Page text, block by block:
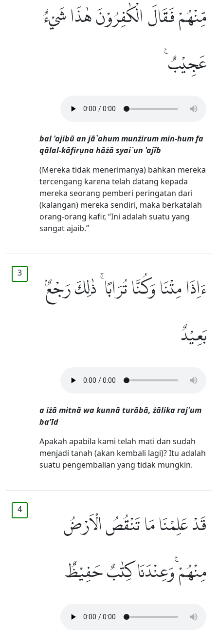
مِّنْهُمْ فَقَالَ الْكٰفِرُوْنَ هٰذَا شَيْءٌ
عَجِيْبٌ ۚ
bal 'ajibū an jā`ahum munżirum min-hum fa
qālal-kāfirụna hāżā syai`un 'ajīb
(Mereka tidak menerimanya) bahkan mereka
tercengang karena telah datang kepada
mereka seorang pemberi peringatan dari
(kalangan) mereka sendiri, maka berkatalah
orang-orang kafir, “Ini adalah suatu yang
sangat ajaib.”
3
ءَاِذَا مِتْنَا وَكُنَّا تُرَابًا ۚ ذٰلِكَ رَجْعٌۢ
بَعِيْدٌ
a iżā mitnā wa kunnā turābā, żālika raj'um
ba'īd
Apakah apabila kami telah mati dan sudah
menjadi tanah (akan kembali lagi)? Itu adalah
suatu pengembalian yang tidak mungkin.
4
قَدْ عَلِمْنَا مَا تَنْقُصُ الْاَرْضُ
مِنْهُمْ ۚوَعِنْدَنَا كِتٰبٌ حَفِيْظٌ